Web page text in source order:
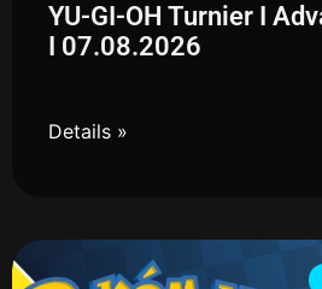
YU-GI-OH Turnier I
I 07.08.2026
Details »